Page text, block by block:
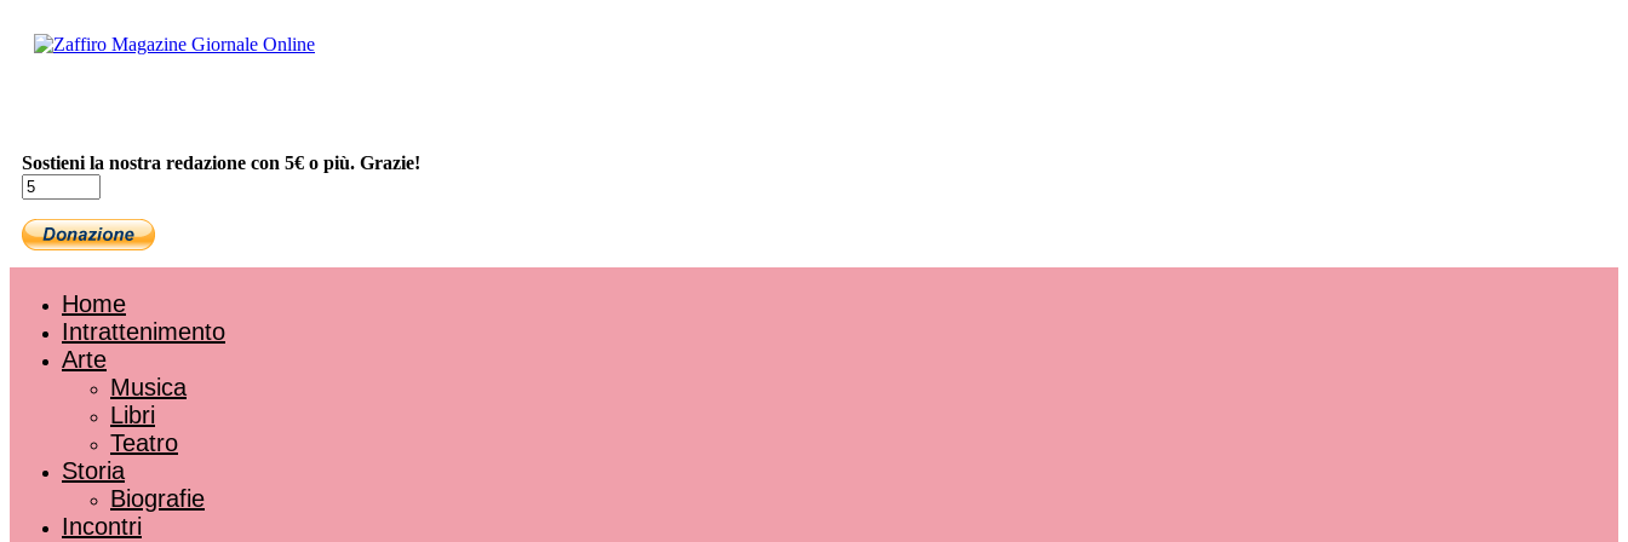
Sostieni la nostra redazione con 5€ o più. Grazie!
Home
Intrattenimento
Arte
Musica
Libri
Teatro
Storia
Biografie
Incontri